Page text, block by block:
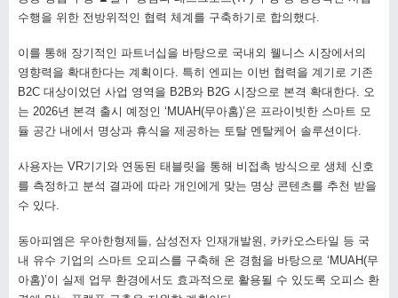
수행을 위한 전방위적인 협력 체계를 구축하기로 합의했다.
이를 통해 장기적인 파트너십을 바탕으로 국내외 웰니스 시장에서의
영향력을 확대한다는 계획이다. 특히 엔피는 이번 협력을 계기로 기존
B2C 대상이었던 사업 영역을 B2B와 B2G 시장으로 본격 확대한다. 오
는 2026년 본격 출시 예정인 ‘MUAH(무아홈)’은 프라이빗한 스마트 모
듈 공간 내에서 명상과 휴식을 제공하는 토탈 멘탈케어 솔루션이다.
사용자는 VR기기와 연동된 태블릿을 통해 비접촉 방식으로 생체 신호
를 측정하고 분석 결과에 따라 개인에게 맞는 명상 콘텐츠를 추천 받을
수 있다.
동아피엠은 우아한형제들, 삼성전자 인재개발원, 카카오스타일 등 국
내 유수 기업의 스마트 오피스를 구축해 온 경험을 바탕으로 ‘MUAH(무
아홈)’이 실제 업무 환경에서도 효과적으로 활용될 수 있도록 오피스 환